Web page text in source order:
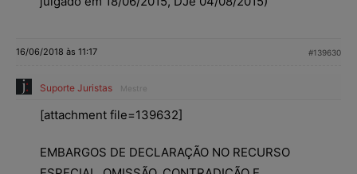
16/06/2018 às 11:17 #139630
Suporte Juristas Mestre
[attachment file=139632]
EMBARGOS DE DECLARAÇÃO NO RECURSO